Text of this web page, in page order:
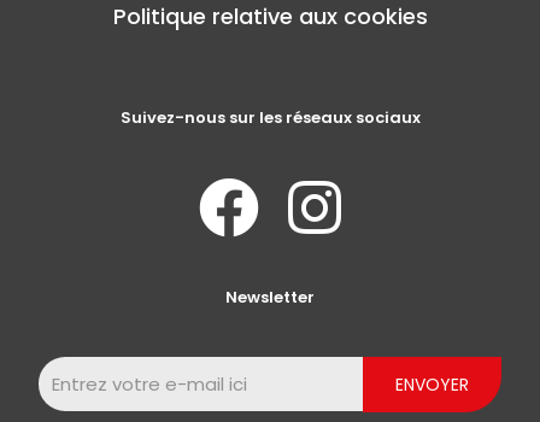
Politique relative aux cookies
Suivez-nous sur les réseaux sociaux
Newsletter